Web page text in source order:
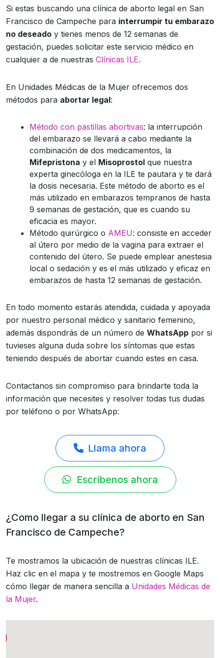
Si estas buscando una clínica de aborto legal en San
Francisco de Campeche para interrumpir tu embarazo
no deseado y tienes menos de 12 semanas de
gestación, puedes solicitar este servicio médico en
cualquier a de nuestras Clínicas ILE.
En Unidades Médicas de la Mujer ofrecemos dos
métodos para abortar legal:
Método con pastillas abortivas: la interrupción
del embarazo se llevará a cabo mediante la
combinación de dos medicamentos, la
Mifepristona y el Misoprostol que nuestra
experta ginecóloga en la ILE te pautara y te dará
la dosis necesaria. Este método de aborto es el
más utilizado en embarazos tempranos de hasta
9 semanas de gestación, que es cuando su
eficacia es mayor.
Método quirúrgico o AMEU: consiste en acceder
al útero por medio de la vagina para extraer el
contenido del útero. Se puede emplear anestesia
local o sedación y es el más utilizado y eficaz en
embarazos de hasta 12 semanas de gestación.
En todo momento estarás atendida, cuidada y apoyada
por nuestro personal médico y sanitario femenino,
además dispondrás de un número de WhatsApp por si
tuvieses alguna duda sobre los síntomas que estas
teniendo después de abortar cuando estes en casa.
Contactanos sin compromiso para brindarte toda la
información que necesites y resolver todas tus dudas
por teléfono o por WhatsApp:
Llama ahora
Escríbenos ahora
¿Como llegar a su clínica de aborto en San
Francisco de Campeche?
Te mostramos la ubicación de nuestras clínicas ILE.
Haz clic en el mapa y te mostremos en Google Maps
cómo llegar de manera sencilla a Unidades Médicas de
la Mujer.